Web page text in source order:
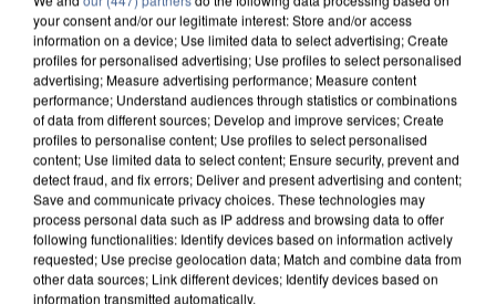
5 août 2026
your consent and/or our legitimate interest: Store and/or access
information on a device; Use limited data to select advertising; Create
profiles for personalised advertising; Use profiles to select personalised
advertising; Measure advertising performance; Measure content
performance; Understand audiences through statistics or combinations
of data from different sources; Develop and improve services; Create
profiles to personalise content; Use profiles to select personalised
content; Use limited data to select content; Ensure security, prevent and
detect fraud, and fix errors; Deliver and present advertising and content;
Save and communicate privacy choices. These technologies may
process personal data such as IP address and browsing data to offer
following functionalities: Identify devices based on information actively
requested; Use precise geolocation data; Match and combine data from
other data sources; Link different devices; Identify devices based on
information transmitted automatically.